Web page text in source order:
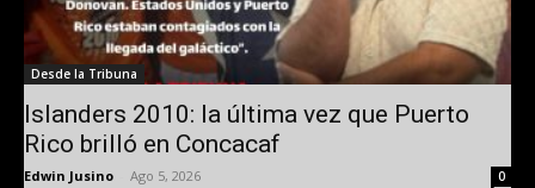
Desde la Tribuna
Islanders 2010: la última vez que Puerto
Rico brilló en Concacaf
Edwin Jusino Ago 5, 2026 0